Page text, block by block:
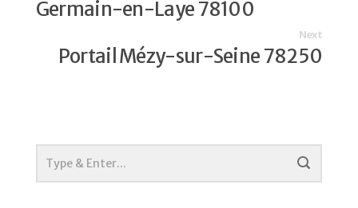
Germain-en-Laye 78100
Next
Portail Mézy-sur-Seine 78250